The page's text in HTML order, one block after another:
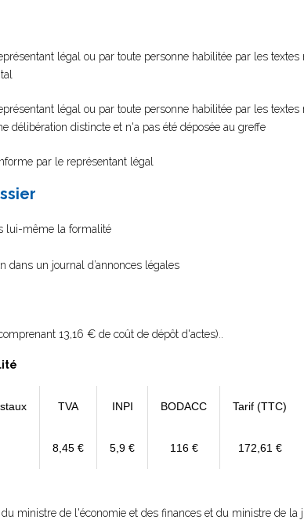
légal ou par toute personne habilitée par les textes
légal ou par toute personne habilitée par les textes
délibération distincte et n'a pas été déposée au greffe
par le représentant légal
lui-même la formalité
dans un journal d’annonces légales
13,16 € de coût de dépôt d'actes)..
TVA INPI BODACC Tarif (TTC)
8,45 € 5,9 € 116 € 172,61 €
du ministre de l'économie et des finances et du ministre de la